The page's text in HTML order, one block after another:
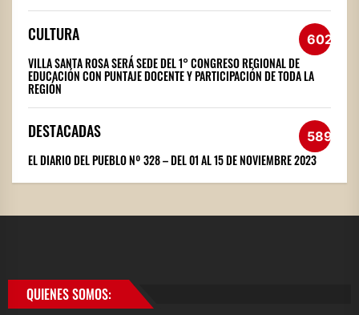
CULTURA 602
VILLA SANTA ROSA SERÁ SEDE DEL 1° CONGRESO REGIONAL DE
EDUCACIÓN CON PUNTAJE DOCENTE Y PARTICIPACIÓN DE TODA LA
REGIÓN
DESTACADAS 589
EL DIARIO DEL PUEBLO Nº 328 – DEL 01 AL 15 DE NOVIEMBRE 2023
QUIENES SOMOS: